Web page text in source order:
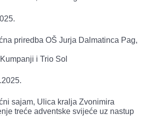
priredba OŠ Jurja Dalmatinca Pag,
i Trio Sol
sajam, Ulica kralja Zvonimira
treće adventske svijeće uz nastup